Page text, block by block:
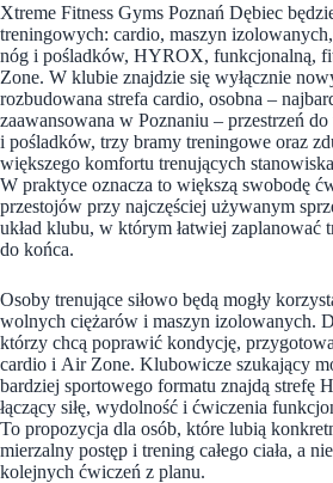
Xtreme Fitness Gyms Poznań Dębiec
treningowych: cardio, maszyn
nóg i pośladków, HYROX, funkcjonalną,
Zone. W klubie znajdzie się wyłącznie
rozbudowana strefa cardio, osobna –
zaawansowana w Poznaniu – przestrzeń
i pośladków, trzy bramy treningowe oraz
większego komfortu trenujących
W praktyce oznacza to większą swobodę
przestojów przy najczęściej używanym
układ klubu, w którym łatwiej zaplanować
do końca.
Osoby trenujące siłowo będą mogły
wolnych ciężarów i maszyn izolowanych.
którzy chcą poprawić kondycję,
cardio i Air Zone. Klubowicze szukający
bardziej sportowego formatu znajdą strefę
łączący siłę, wydolność i ćwiczenia
To propozycja dla osób, które lubią
mierzalny postęp i trening całego ciała, a
kolejnych ćwiczeń z planu.